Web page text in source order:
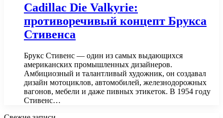
Cadillac Die Valkyrie:
противоречивый концепт Брукса
Стивенса
Брукс Стивенс — один из самых выдающихся
американских промышленных дизайнеров.
Амбициозный и талантливый художник, он создавал
дизайн мотоциклов, автомобилей, железнодорожных
вагонов, мебели и даже пивных этикеток. В 1954 году
Стивенс…